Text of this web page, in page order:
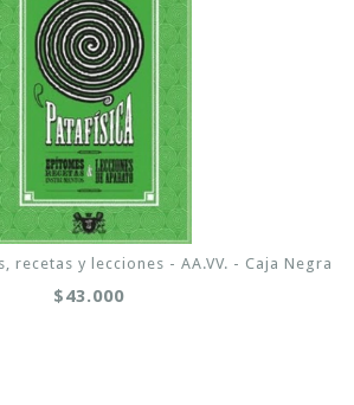
recetas y lecciones - AA.VV. - Caja Negra
$43.000